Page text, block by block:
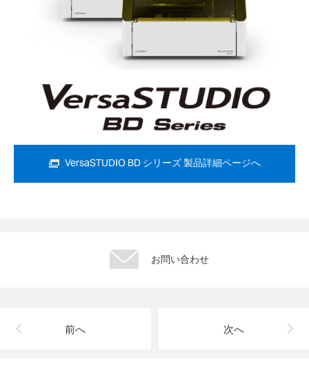
VersaSTUDIO BD シリーズ 製品詳細ページへ
お問い合わせ
前へ 次へ